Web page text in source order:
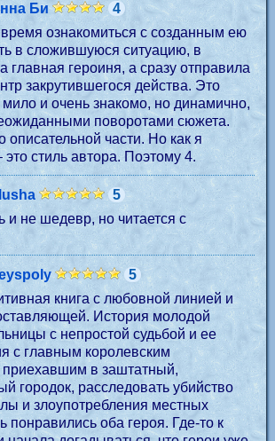
Би
4
ознакомиться с созданным ею
в сложившуюся ситуацию, в
героиня, а сразу отправила
закрутившегося действа. Это
и очень знакомо, но динамично,
поворотами сюжета.
описательной части. Но как я
догадываюсь – это стиль автора. Поэтому 4.
5
и не шедевр, но читается с
5
книга с любовной линией и
История молодой
с непростой судьбой и ее
с главным королевским
приехавшим в заштатный,
городок, расследовать убийство
и злоупотребления местных
понравились оба героя. Где-то к